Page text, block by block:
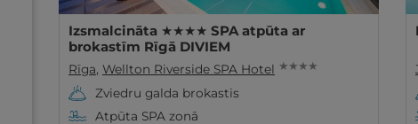
Izsmalcināta ★★★★ SPA atpūta ar
brokastīm Rīgā DIVIEM
Rīga, Wellton Riverside SPA Hotel ★ ★ ★ ★
Zviedru galda brokastis
Atpūta SPA zonā